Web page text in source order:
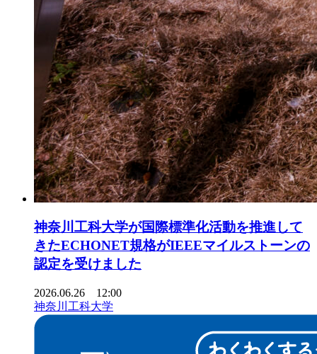
神奈川工科大学が国際標準化活動を推進して
きたECHONET規格がIEEEマイルストーンの
認定を受けました
2026.06.26 12:00
神奈川工科大学